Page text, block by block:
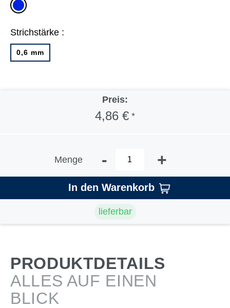
blau
Strichstärke :
0,6 mm
Preis:
4,86 € *
Menge - +
In den Warenkorb
lieferbar
PRODUKTDETAILS
ALLES AUF EINEN
BLICK